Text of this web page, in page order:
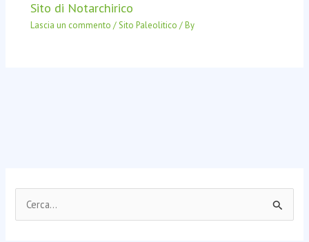
Sito di Notarchirico
Lascia un commento /Sito Paleolitico / By